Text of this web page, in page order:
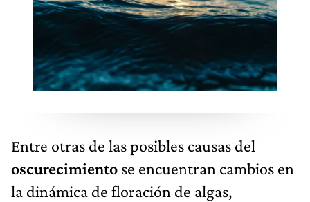
Entre otras de las posibles causas del
oscurecimiento se encuentran cambios en
la dinámica de floración de algas,